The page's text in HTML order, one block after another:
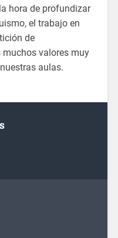
hora de profundizar
el trabajo en
de
valores muy
aulas.